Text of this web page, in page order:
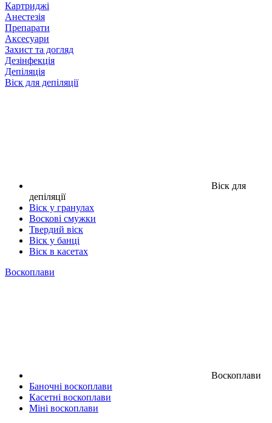
Картриджі
Анестезія
Препарати
Аксесуари
Захист та догляд
Дезінфекція
Депіляція
Віск для депіляції
Віск для
депіляції
Віск у гранулах
Воскові смужки
Твердий віск
Віск у банці
Віск в касетах
Воскоплави
Воскоплави
Баночні воскоплави
Касетні воскоплави
Міні воскоплави